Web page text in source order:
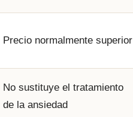
Precio normalmente superior
No sustituye el tratamiento
de la ansiedad